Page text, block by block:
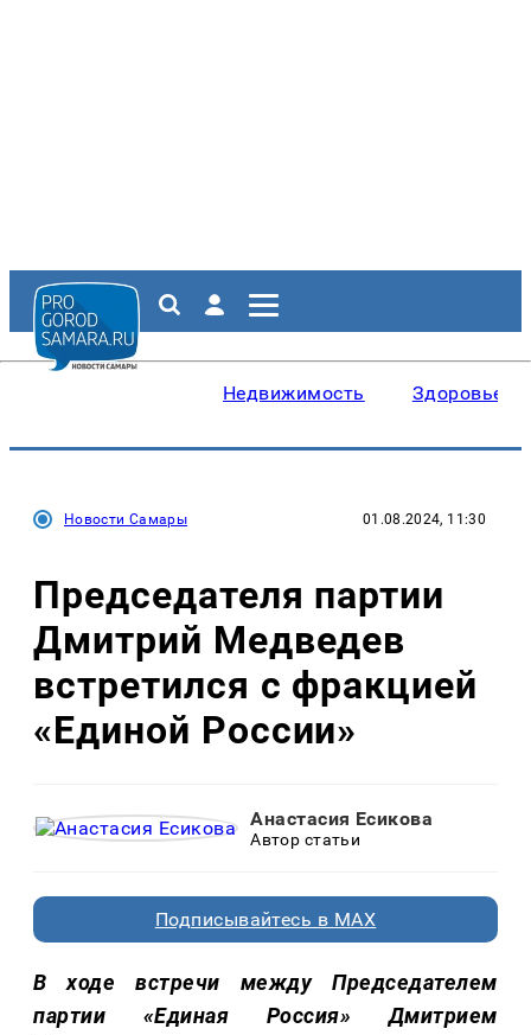
Недвижимость Здоровье
Новости Самары 01.08.2024, 11:30
Председателя партии
Дмитрий Медведев
встретился с фракцией
«Единой России»
Анастасия Есикова
Автор статьи
Подписывайтесь в MAX
В ходе встречи между Председателем
партии «Единая Россия» Дмитрием